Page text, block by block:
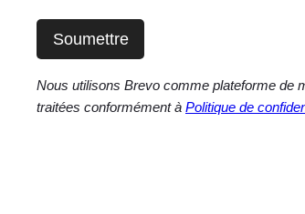
Nous utilisons Brevo comme plateforme de
traitées conformément à Politique de